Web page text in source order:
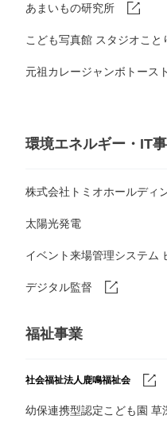
あまいもの研究所
こども写真館 スタジオこ
元祖カレージャンボトース
環境エネルギー・IT
株式会社トミオホールディ
太陽光発電
イベント来場管理システム
デジタル監督
福祉事業
社会福祉法人鹿鳴福祉会
幼保連携型認定こども園 草